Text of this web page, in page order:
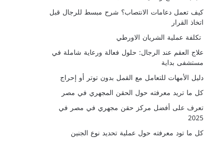
كيف تعمل دعامات الانتصاب؟ شرح مبسط للرجال قبل
اتخاذ القرار
تكلفة عملية الشريان الاورطي
علاج العقم عند الرجال: حلول فعالة ورعاية شاملة في
مستشفى بداية
دليل الأمهات للتعامل مع القمل بدون توتر أو إحراج
كل ما تريد معرفته حول الحقن المجهري في مصر
تعرف على أفضل مركز حقن مجهري في مصر في
2025
كل ما تود معرفته حول عملية تحديد نوع الجنين